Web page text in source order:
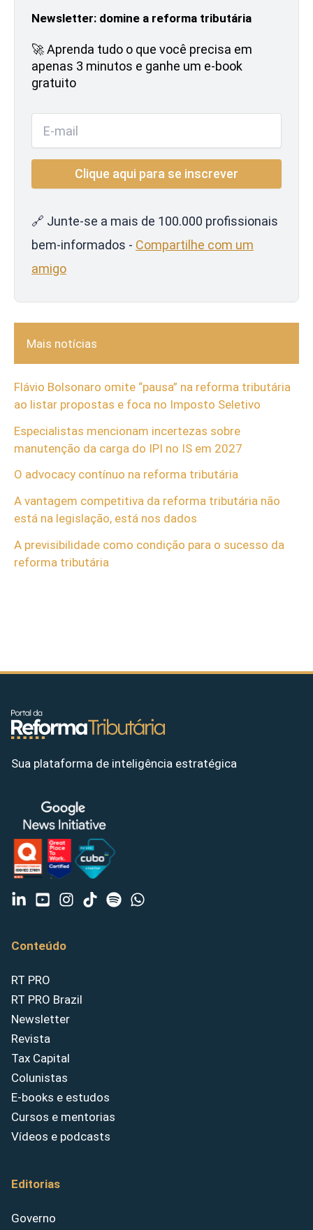
Newsletter: domine a reforma tributária
🚀 Aprenda tudo o que você precisa em
apenas 3 minutos e ganhe um e-book
gratuito
🔗 Junte-se a mais de 100.000 profissionais
bem-informados - Compartilhe com um
amigo
Mais notícias
Flávio Bolsonaro omite “pausa” na reforma tributária
ao listar propostas e foca no Imposto Seletivo
Especialistas mencionam incertezas sobre
manutenção da carga do IPI no IS em 2027
O advocacy contínuo na reforma tributária
A vantagem competitiva da reforma tributária não
está na legislação, está nos dados
A previsibilidade como condição para o sucesso da
reforma tributária
Sua plataforma de inteligência estratégica
Conteúdo
RT PRO
RT PRO Brazil
Newsletter
Revista
Tax Capital
Colunistas
E-books e estudos
Cursos e mentorias
Vídeos e podcasts
Editorias
Governo